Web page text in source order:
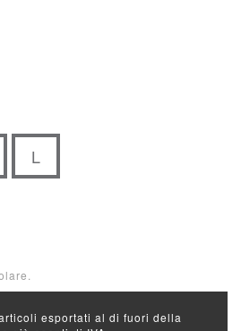
L
esportati al di fuori della